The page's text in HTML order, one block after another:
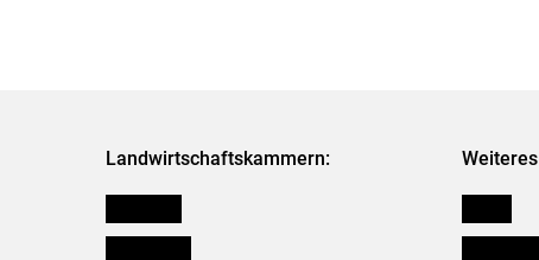
Landwirtschaftskammern: Weiteres